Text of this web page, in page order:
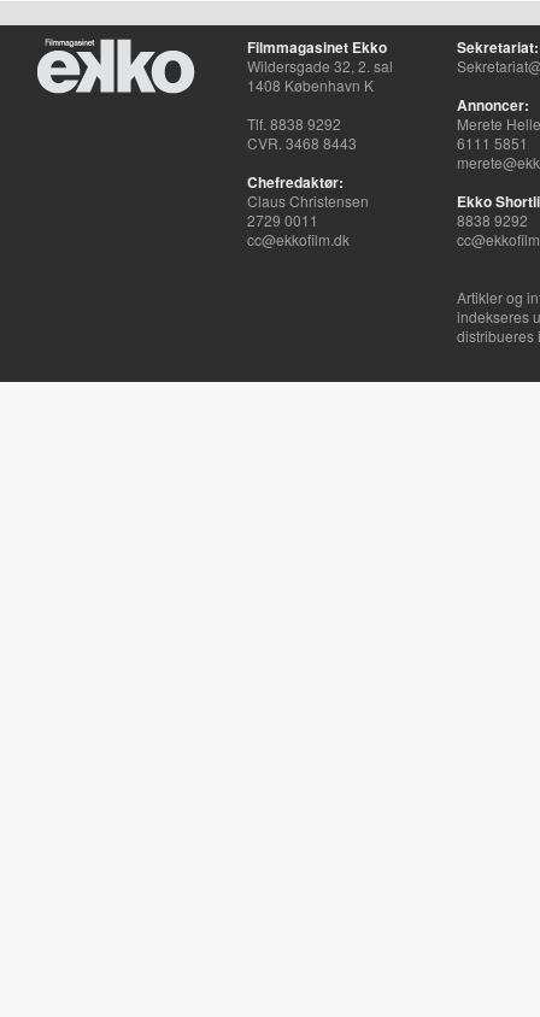
Filmmagasinet Ekko
Wildersgade 32, 2. sal
1408 København K
Tlf. 8838 9292
CVR. 3468 8443
Chefredaktør:
Claus Christensen
2729 0011
cc@ekkofilm.dk
Sekretariat:
Annoncer:
Merete
6111 5851
Ekko
8838 9292
Artikler og
indekseres
distribueres